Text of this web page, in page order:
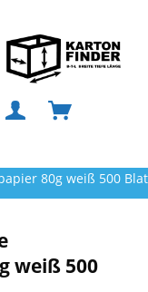
80g weiß 500
weiß 500